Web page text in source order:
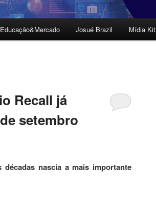
Educação&Mercado Josué Brazil Mídia Kit
Recall já
setembro
nascia a mais importante